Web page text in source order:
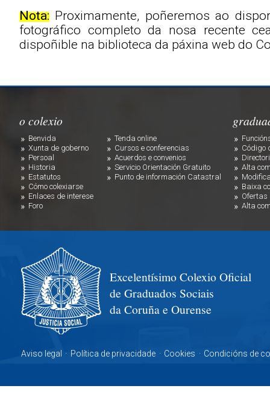
Nota: Proximamente, poñeremos ao
fotográfico completo da nosa recente
dispoñible na biblioteca da páxina web do
o colexio
Benvida
Xunta de goberno
Persoal
Historia
Estatutos
Cómo colexiarse
Enlaces de interese
Foro
Tenda online
Cursos e conferencias
Acuerdos e convenios
Servicio Orientación Gratuito
Punto de información Catastral
Código
Alta
Baixa
Ofertas
Alta
Excelentísimo Colexio Oficial
de Graduados Sociais
da Coruña e Ourense
Aviso legal · Política de privacidade · Cookies · Condicións de